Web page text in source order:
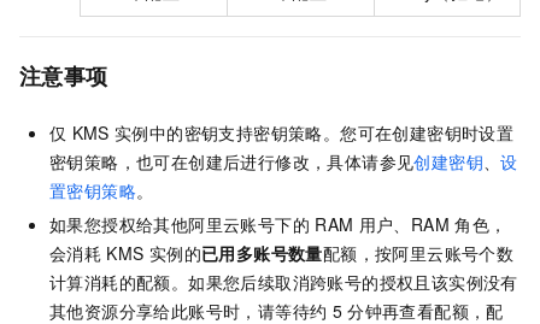
注意事项
仅 KMS 实例中的密钥支持密钥策略。您可在创建密钥时设置
密钥策略，也可在创建后进行修改，具体请参见创建密钥 、设
置密钥策略。
如果您授权给其他阿里云账号下的 RAM 用户、RAM 角色，
会消耗 KMS 实例的已用多账号数量配额，按阿里云账号个数
计算消耗的配额。如果您后续取消跨账号的授权且该实例没有
其他资源分享给此账号时，请等待约 5 分钟再查看配额，配